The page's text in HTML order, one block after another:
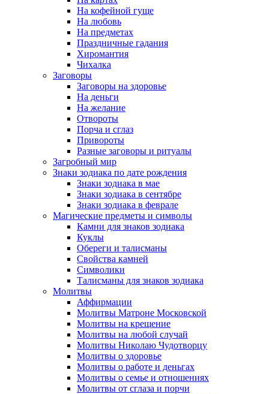
На кофейной гуще
На любовь
На предметах
Праздничные гадания
Хиромантия
Чихалка
Заговоры
Заговоры на здоровье
На деньги
На желание
Отвороты
Порча и сглаз
Привороты
Разные заговоры и ритуалы
Загробный мир
Знаки зодиака по дате рождения
Знаки зодиака в мае
Знаки зодиака в сентябре
Знаки зодиака в феврале
Магические предметы и символы
Камни для знаков зодиака
Куклы
Обереги и талисманы
Свойства камней
Символики
Талисманы для знаков зодиака
Молитвы
Аффирмации
Молитвы Матроне Московской
Молитвы на крещение
Молитвы на любой случай
Молитвы Николаю Чудотворцу
Молитвы о здоровье
Молитвы о работе и деньгах
Молитвы о семье и отношениях
Молитвы от сглаза и порчи